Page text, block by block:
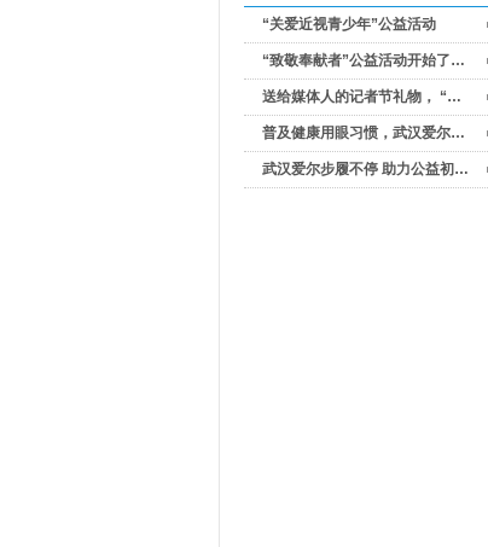
“关爱近视青少年”公益活动
“致敬奉献者”公益活动开始了…
送给媒体人的记者节礼物， “…
普及健康用眼习惯，武汉爱尔…
武汉爱尔步履不停 助力公益初…